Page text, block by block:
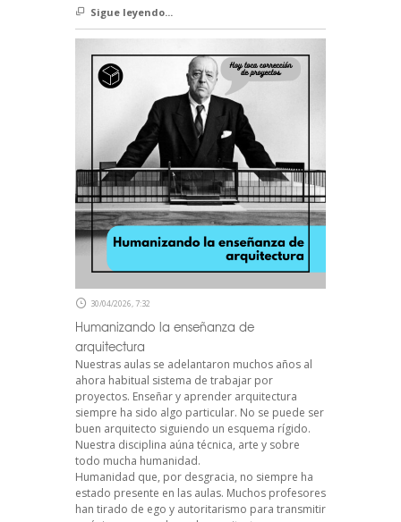
Sigue leyendo...
30/04/2026, 7:32
Humanizando la enseñanza de
arquitectura
Nuestras aulas se adelantaron muchos años al
ahora habitual sistema de trabajar por
proyectos. Enseñar y aprender arquitectura
siempre ha sido algo particular. No se puede ser
buen arquitecto siguiendo un esquema rígido.
Nuestra disciplina aúna técnica, arte y sobre
todo mucha humanidad.
Humanidad que, por desgracia, no siempre ha
estado presente en las aulas. Muchos profesores
han tirado de ego y autoritarismo para transmitir